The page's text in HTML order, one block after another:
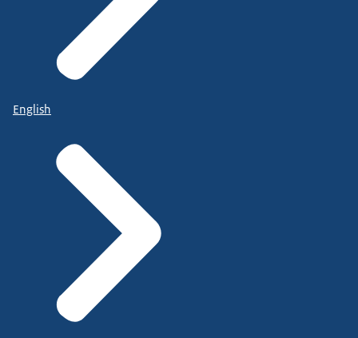
English